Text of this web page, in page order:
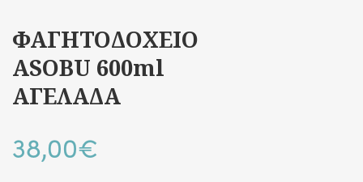
ΦΑΓΗΤΟΔΟΧΕΙΟ
ASOBU 600ml
ΑΓΕΛΑΔΑ
38,00€